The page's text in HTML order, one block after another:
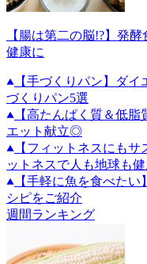
【腸は第二の脳!?】発
健康に
【手づくりパン】ダ
づくりパン5選
【高たんぱく質＆低
エット献立◎
【フィットネスにも
ットネスで人も地球も
【手軽に魚を食べた
シピをご紹介
週間ランキング